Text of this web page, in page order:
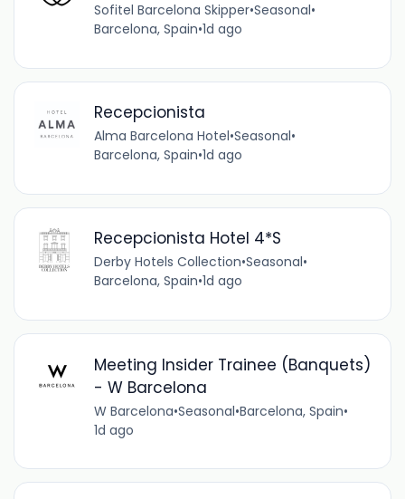
Sofitel Barcelona Skipper•Seasonal•
Barcelona, Spain•1d ago
Recepcionista
Alma Barcelona Hotel•Seasonal•
Barcelona, Spain•1d ago
Recepcionista Hotel 4*S
Derby Hotels Collection•Seasonal•
Barcelona, Spain•1d ago
Meeting Insider Trainee (Banquets)
- W Barcelona
W Barcelona•Seasonal•Barcelona, Spain•
1d ago